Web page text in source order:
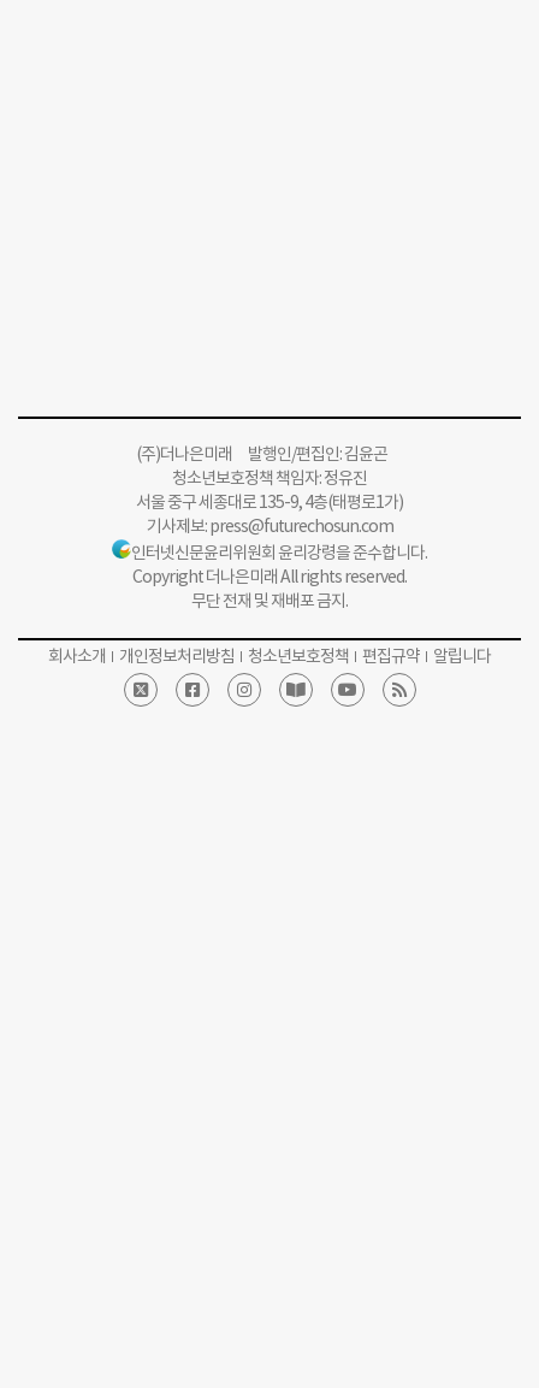
(주)더나은미래 발행인/편집인: 김윤곤
청소년보호정책 책임자: 정유진
서울 중구 세종대로 135-9, 4층(태평로1가)
기사제보:press@futurechosun.com
인터넷신문윤리위원회 윤리강령을 준수합니다.
Copyright 더나은미래 All rights reserved.
무단 전재 및 재배포 금지.
회사소개 개인정보처리방침 청소년보호정책 편집규약 알립니다